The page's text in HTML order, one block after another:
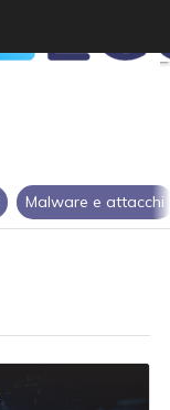
Malware e attacchi